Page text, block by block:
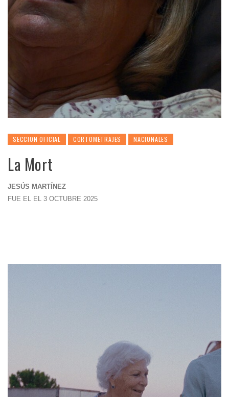
SECCION OFICIAL CORTOMETRAJES NACIONALES
La Mort
JESÚS MARTÍNEZ
FUE EL EL 3 OCTUBRE 2025